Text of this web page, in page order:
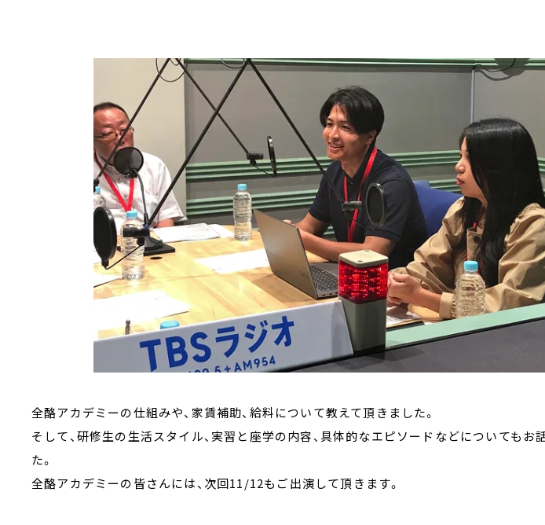
全酪アカデミーの仕組みや、家賃補助、給料について教えて頂きました。
そして、研修生の生活スタイル、実習と座学の内容、具体的なエピソードなどについてもお
た。
全酪アカデミーの皆さんには、次回11/12もご出演して頂きます。